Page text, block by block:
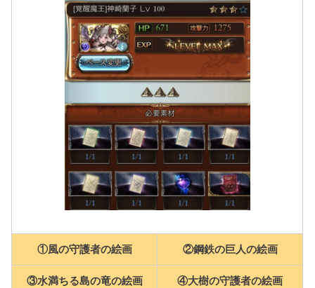
①風の守護者の絵画 ②鋼鉄の巨人の絵画
③水満ちる島の竜の絵画 ④大樹の守護者の絵画